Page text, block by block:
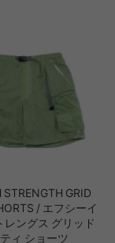
STRENGTH GRID
/ エフシーイ
レングス グリッド
ィ ショーツ